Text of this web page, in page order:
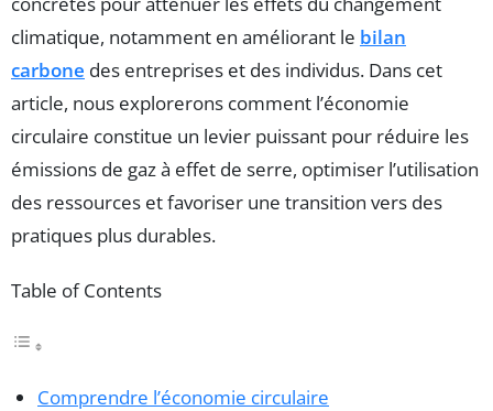
climatique, notamment en améliorant le bilan
carbone des entreprises et des individus. Dans cet
article, nous explorerons comment l’économie
circulaire constitue un levier puissant pour réduire les
émissions de gaz à effet de serre, optimiser l’utilisation
des ressources et favoriser une transition vers des
pratiques plus durables.
Table of Contents
Comprendre l’économie circulaire